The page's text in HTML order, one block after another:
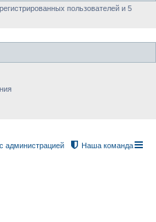
пользователей и 5
Наша команда
администрацией